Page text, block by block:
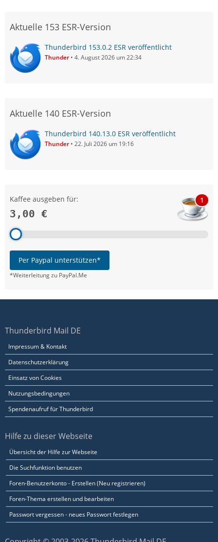
Aktuelle 153 ESR-Version
Thunderbird 153.0.2 ESR veröffentlicht
Thunder 4. August 2026 um 22:34
Aktuelle 140 ESR-Version
Thunderbird 140.13.0 ESR veröffentlicht
Thunder 22. Juli 2026 um 19:16
Kaffee ausgeben für:
3,00 €
1
Per Paypal unterstützen*
*Weiterleitung zu PayPal.Me
Thunderbird Mail DE
Impressum & Kontakt
Datenschutzerklärung
Einsatz von Cookies
Nutzungsbedingungen
Spendenaufruf für Thunderbird
Hilfe zu dieser Webseite
Übersicht der Hilfe zur Webseite
Die Suchfunktion benutzen
Foren-Benutzerkonto - Erstellen (Neu registrieren)
Foren-Thema erstellen und bearbeiten
Passwort vergessen - neues Passwort festlegen